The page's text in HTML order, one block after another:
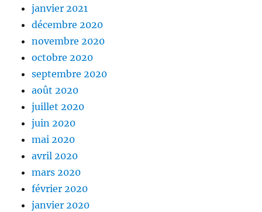
janvier 2021
décembre 2020
novembre 2020
octobre 2020
septembre 2020
août 2020
juillet 2020
juin 2020
mai 2020
avril 2020
mars 2020
février 2020
janvier 2020